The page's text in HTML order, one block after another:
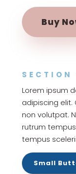
Buy
SECTION
Lorem ipsum
adipiscing
non volutpat.
rutrum
tempus
Small